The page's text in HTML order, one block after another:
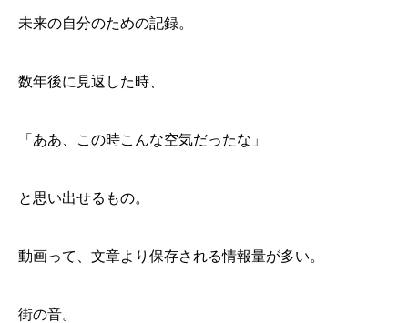
未来の自分のための記録。
数年後に見返した時、
「ああ、この時こんな空気だったな」
と思い出せるもの。
動画って、文章より保存される情報量が多い。
街の音。